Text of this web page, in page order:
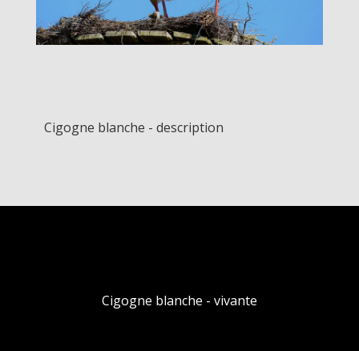
Cigogne blanche - description
Cigogne blanche - vivante